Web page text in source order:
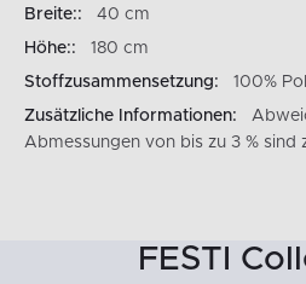
Breite::
40 cm
Höhe::
180 cm
Stoffzusammensetzung:
100%
Zusätzliche Informationen:
Abmessungen von bis zu 3 % sind
FESTI